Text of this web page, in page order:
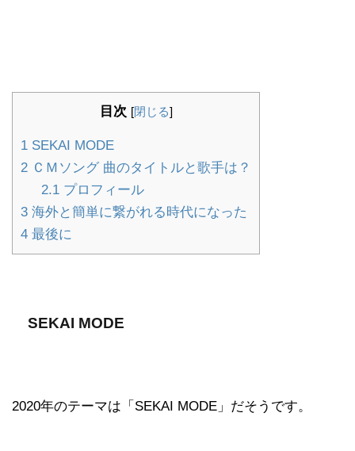
目次 [閉じる]
1 SEKAI MODE
2 ＣＭソング 曲のタイトルと歌手は？
2.1プロフィール
3 海外と簡単に繋がれる時代になった
4 最後に
SEKAI MODE
2020年のテーマは「SEKAI MODE」だそうです。